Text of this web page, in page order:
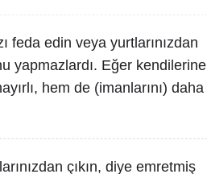
feda edin veya yurtlarınızdan
yapmazlardı. Eğer kendilerine
hem de (imanlarını) daha
çıkın, diye emretmiş